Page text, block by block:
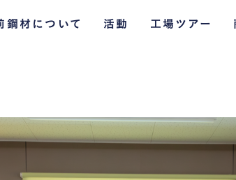
鋼材について 活動 工場ツアー